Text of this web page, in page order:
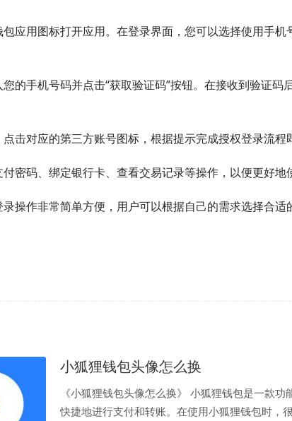
应用图标打开应用。在登录界面，您可以选择使用手
的手机号码并点击“获取验证码”按钮。在接收到验证码
击对应的第三方账号图标，根据提示完成授权登录流程
密码、绑定银行卡、查看交易记录等操作，以便更好地
操作非常简单方便，用户可以根据自己的需求选择合
小狐狸钱包头像怎么换
《小狐狸钱包头像怎么换》 小狐狸钱包是一款
快捷地进行支付和转账。在使用小狐狸钱包时，